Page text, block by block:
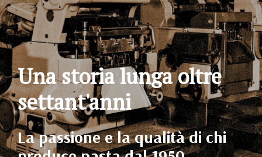
Una storia lunga oltre
settant'anni
La passione e la qualità di chi